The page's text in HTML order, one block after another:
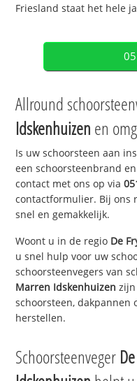
Friesland staat het hele
Allround
Idskenhuizen en
Is uw schoorsteen aan
een schoorsteenbrand
contact met ons op via
contactformulier. Bij ons
snel en gemakkelijk.
Woont u in de regio De
u snel hulp voor uw
schoorsteenvegers van
Marren Idskenhuizen
schoorsteen, dakpannen
herstellen.
Schoorsteenveger